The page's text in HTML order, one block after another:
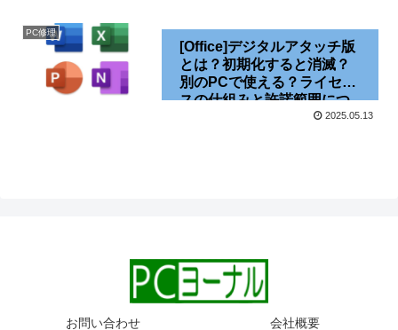
PC修理
[Office]デジタルアタッチ版
とは？初期化すると消滅？
別のPCで使える？ライセン
スの仕組みと許諾範囲につ
いて[DA版][バンドル版]2025.05.13
お問い合わせ
会社概要